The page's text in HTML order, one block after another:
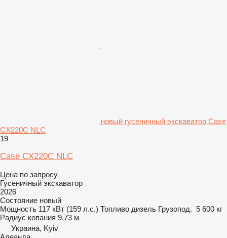
новый гусеничный экскаватор Case
CX220C NLC
19
Case CX220C NLC
Цена по запросу
Гусеничный экскаватор
2026
Состояние новый
Мощность 117 кВт (159 л.с.) Топливо дизель Грузопод. 5 600 кг
Радиус копания 9,73 м
Украина, Kyiv